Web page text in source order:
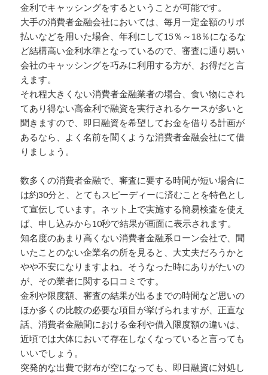
金利でキャッシングをするということが可能です。
大手の消費者金融会社においては、毎月一定金額のリボ
払いなどを用いた場合、年利にして15％～18％になるな
ど結構高い金利水準となっているので、審査に通り易い
会社のキャッシングを巧みに利用する方が、お得だと言
えます。
それ程大きくない消費者金融業者の場合、食い物にされ
てあり得ない高金利で融資を実行されるケースが多いと
聞きますので、即日融資を希望してお金を借りる計画が
あるなら、よく名前を聞くような消費者金融会社にて借
りましょう。
数多くの消費者金融で、審査に要する時間が短い場合に
は約30分と、とてもスピーディーに済むことを特色とし
て宣伝しています。ネット上で実施する簡易検査を使え
ば、申し込みから10秒で結果が画面に表示されます。
知名度のあまり高くない消費者金融系ローン会社で、聞
いたことのない企業名の所を見ると、大丈夫だろうかと
やや不安になりますよね。そうなった時にありがたいの
が、その業者に関する口コミです。
金利や限度額、審査の結果が出るまでの時間など思いの
ほか多くの比較の必要な項目が挙げられますが、正直な
話、消費者金融間における金利や借入限度額の違いは、
近頃では大体において存在しなくなっていると言っても
いいでしょう。
突発的な出費で財布が空になっても、即日融資に対処し